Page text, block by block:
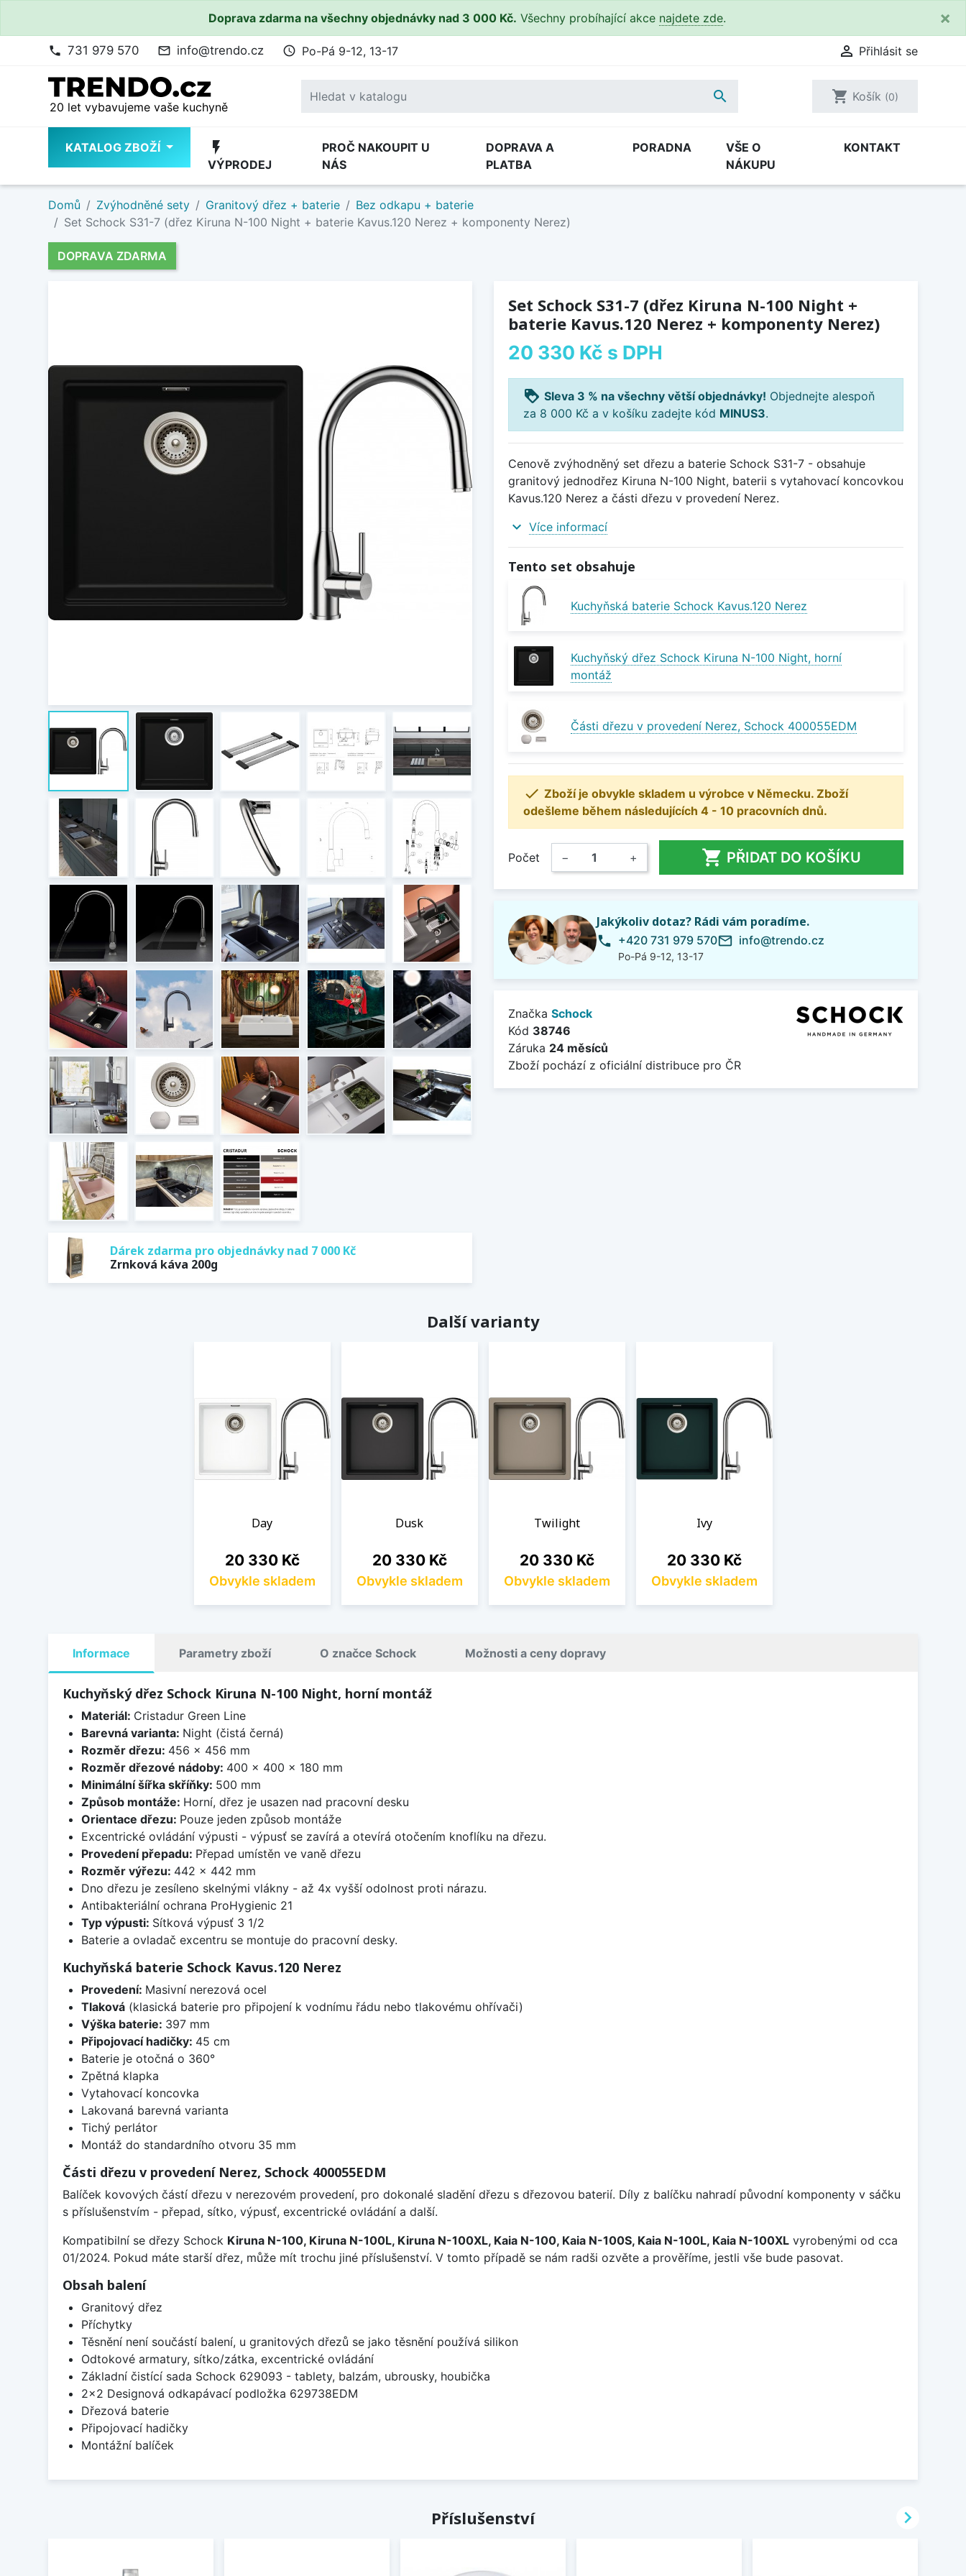
Doprava zdarma na všechny objednávky nad 3 000 Kč. Všechny probíhající akce najdete zde. ×
phone 731 979 570 mail_outline info@trendo.cz access_time Po-Pá 9-12, 13-17  Přihlásit se
20 let vybavujeme vaše kuchyně
 shopping_cart Košík (0)
KATALOG ZBOŽÍ flash_on
VÝPRODEJ
PROČ NAKOUPIT U
NÁS
DOPRAVA A
PLATBA
PORADNA
VŠE O
NÁKUPU
KONTAKT
Domů Zvýhodněné sety Granitový dřez + baterie
Bez odkapu + baterie
Set Schock S31-7 (dřez Kiruna N-100 Night + baterie Kavus.120 Nerez + komponenty Nerez)
DOPRAVA ZDARMA
Dárek zdarma pro objednávky nad 7 000 Kč
Zrnková káva 200g
Set Schock S31-7 (dřez Kiruna N-100 Night +
baterie Kavus.120 Nerez + komponenty Nerez)
20 330 Kč s DPH
loyalty Sleva 3 % na všechny větší objednávky! Objednejte alespoň
za 8 000 Kč a v košíku zadejte kód MINUS3.
Cenově zvýhodněný set dřezu a baterie Schock S31-7 - obsahuje
granitový jednodřez Kiruna N-100 Night, baterii s vytahovací koncovkou
Kavus.120 Nerez a části dřezu v provedení Nerez.
expand_more Více informací
Tento set obsahuje
Kuchyňská baterie Schock Kavus.120 Nerez
Kuchyňský dřez Schock Kiruna N-100 Night, horní
montáž
Části dřezu v provedení Nerez, Schock 400055EDM
 Zboží je obvykle skladem u výrobce v Německu. Zboží
odešleme během následujících 4 - 10 pracovních dnů.
Počet − +  PŘIDAT DO KOŠÍKU
Jakýkoliv dotaz? Rádi vám poradíme.
phone +420 731 979 570
Po-Pá 9-12, 13-17
mail_outline info@trendo.cz
Značka Schock
Kód 38746
Záruka 24 měsíců
Zboží pochází z oficiální distribuce pro ČR
Další varianty
Day
Cena
20 330 Kč
Obvykle skladem
Dusk
Cena
20 330 Kč
Obvykle skladem
Twilight
Cena
20 330 Kč
Obvykle skladem
Ivy
Cena
20 330 Kč
Obvykle skladem
Informace Parametry zboží O značce Schock Možnosti a ceny dopravy
Kuchyňský dřez Schock Kiruna N-100 Night, horní montáž
Materiál: Cristadur Green Line
Barevná varianta: Night (čistá černá)
Rozměr dřezu: 456 x 456 mm
Rozměr dřezové nádoby: 400 x 400 x 180 mm
Minimální šířka skříňky: 500 mm
Způsob montáže: Horní, dřez je usazen nad pracovní desku
Orientace dřezu: Pouze jeden způsob montáže
Excentrické ovládání výpusti - výpusť se zavírá a otevírá otočením knoflíku na dřezu.
Provedení přepadu: Přepad umístěn ve vaně dřezu
Rozměr výřezu: 442 x 442 mm
Dno dřezu je zesíleno skelnými vlákny - až 4x vyšší odolnost proti nárazu.
Antibakteriální ochrana ProHygienic 21
Typ výpusti: Sítková výpusť 3 1/2
Baterie a ovladač excentru se montuje do pracovní desky.
Kuchyňská baterie Schock Kavus.120 Nerez
Provedení: Masivní nerezová ocel
Tlaková(klasická baterie pro připojení k vodnímu řádu nebo tlakovému ohřívači)
Výška baterie: 397 mm
Připojovací hadičky: 45 cm
Baterie je otočná o 360°
Zpětná klapka
Vytahovací koncovka
Lakovaná barevná varianta
Tichý perlátor
Montáž do standardního otvoru 35 mm
Části dřezu v provedení Nerez, Schock 400055EDM
Balíček kovových částí dřezu v nerezovém provedení, pro dokonalé sladění dřezu s dřezovou baterií. Díly z balíčku nahradí původní komponenty v sáčku
s příslušenstvím - přepad, sítko, výpusť, excentrické ovládání a další.
Kompatibilní se dřezy Schock Kiruna N-100, Kiruna N-100L, Kiruna N-100XL, Kaia N-100, Kaia N-100S, Kaia N-100L, Kaia N-100XL vyrobenými od cca
01/2024. Pokud máte starší dřez, může mít trochu jiné příslušenství. V tomto případě se nám radši ozvěte a prověříme, jestli vše bude pasovat.
Obsah balení
Granitový dřez
Příchytky
Těsnění není součástí balení, u granitových dřezů se jako těsnění používá silikon
Odtokové armatury, sítko/zátka, excentrické ovládání
Základní čistící sada Schock 629093 - tablety, balzám, ubrousky, houbička
2x2 Designová odkapávací podložka 629738EDM
Dřezová baterie
Připojovací hadičky
Montážní balíček
Příslušenství 